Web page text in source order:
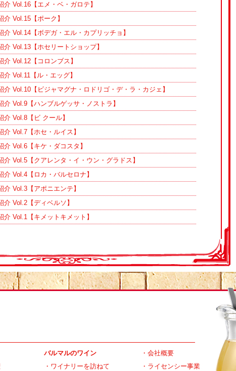
介 Vol.16【エメ・ベ・ガロテ】
Vol.15【ポーク】
介 Vol.14【ボデガ・エル・カプリッチョ】
介 Vol.13【ホセリートショップ】
Vol.12【コロンブス】
Vol.11【ル・エッグ】
介 Vol.10【ビジャマグナ・ロドリゴ・デ・ラ・カジェ】
介 Vol.9【ハンブルゲッサ・ノストラ】
Vol.8【ビ クール】
Vol.7【ホセ・ルイス】
Vol.6【キケ・ダコスタ】
介 Vol.5【クアレンタ・イ・ウン・グラドス】
介 Vol.4【ロカ・バルセロナ】
Vol.3【アポニエンテ】
Vol.2【ディベルソ】
介 Vol.1【キメットキメット】
バルマルのワイン
・ ワイナリーを訪ねて
・ 会社概要
・ ライセンシー事業